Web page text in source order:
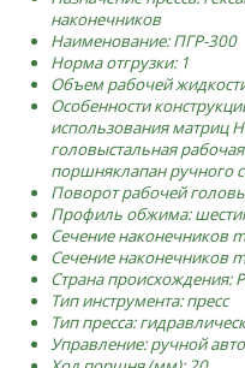
наконечников
Наименование: ПГР-300
Норма отгрузки: 1
Объем рабочей
Особенности
использования матриц
головыстальная
поршняклапан ручного
Поворот рабочей
Профиль обжима:
Сечение наконечников
Сечение наконечников
Страна происхождения:
Тип инструмента: пресс
Тип пресса:
Управление: ручной